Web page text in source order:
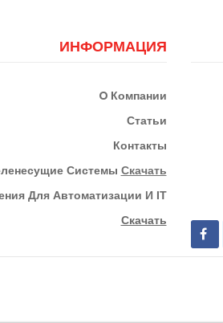
ИНФОРМАЦИЯ
О Компании
Статьи
Контакты
Системы Скачать
Для Автоматизации И IT
Скачать